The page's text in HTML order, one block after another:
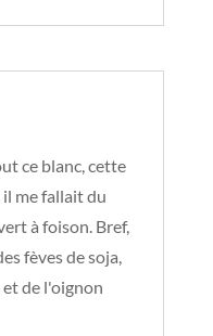
ce blanc, cette
il me fallait du
à foison. Bref,
fèves de soja,
de l'oignon